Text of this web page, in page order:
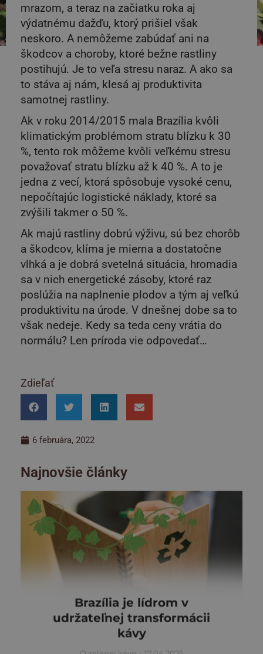
mrazom, a teraz na začiatku roka aj
výdatnému dažďu, ktorý prišiel však
neskoro. A nemôžeme zabúdať ani na
škodcov a choroby, ktoré bežne rastliny
postihujú. Je to veľa stresu naraz. A ako sa
to stáva aj nám, klesá aj produktivita
samotnej rastliny.
Ak v roku 2014/2015 mala Brazília kvôli
klimatickým problémom stratu blízku k 30
%, tento rok môžeme kvôli veľkému stresu
považovať stratu blízku až k 40 %. A to je
jedna z vecí, ktorá spôsobuje vysoké cenu,
nepočítajúc logistické náklady, ktoré sa
zvýšili takmer o 50 %.
Ak majú rastliny dobrú výživu, sú bez chorôb
a škodcov, klíma je mierna a dostatočne
vlhká a je dobrá svetelná situácia, hromadia
sa v nich energetické zásoby, ktoré raz
poslúžia na naplnenie plodov a tým aj veľkú
produktivitu na úrode. V dnešnej dobe sa to
však nedeje. Kedy sa teda ceny vrátia do
normálu? Len príroda vie odpovedať…
Zdieľať
6 februára, 2022
Najnovšie články
Brazília je lídrom v
udržateľnej transformácii
kávy